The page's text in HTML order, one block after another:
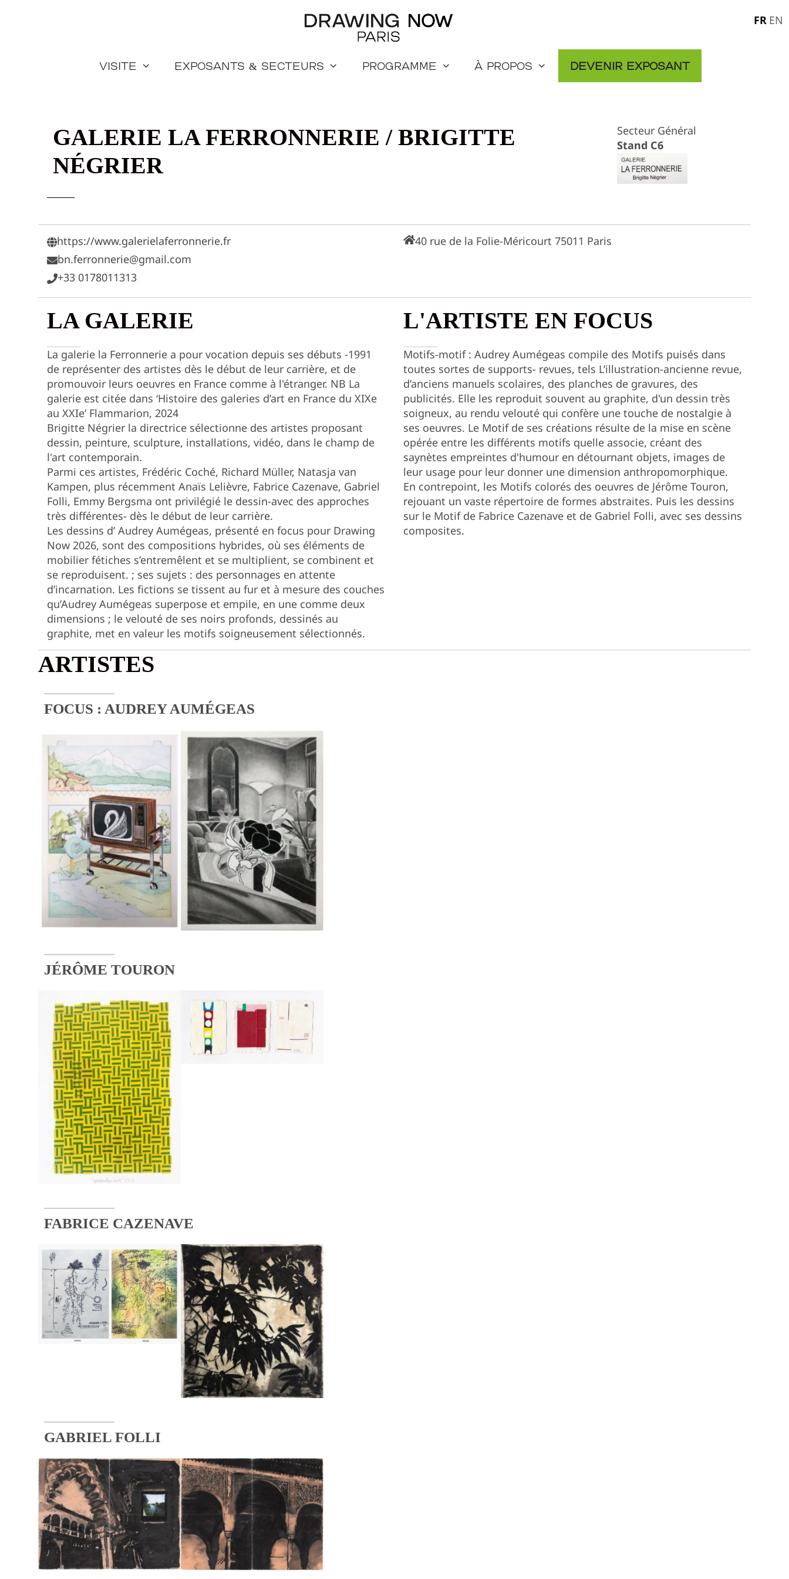
FR EN
Visite Exposants & secteurs Programme à propos Devenir exposant
GALERIE LA FERRONNERIE / BRIGITTE
NÉGRIER
Secteur Général
Stand C6
https://www.galerielaferronnerie.fr
bn.ferronnerie@gmail.com
+33 0178011313
40 rue de la Folie-Méricourt 75011 Paris
LA GALERIE
La galerie la Ferronnerie a pour vocation depuis ses débuts -1991
de représenter des artistes dès le début de leur carrière, et de
promouvoir leurs oeuvres en France comme à l'étranger. NB La
galerie est citée dans ‘Histoire des galeries d’art en France du XIXe
au XXIe’ Flammarion, 2024
Brigitte Négrier la directrice sélectionne des artistes proposant
dessin, peinture, sculpture, installations, vidéo, dans le champ de
l'art contemporain.
Parmi ces artistes, Frédéric Coché, Richard Müller, Natasja van
Kampen, plus récemment Anaïs Lelièvre, Fabrice Cazenave, Gabriel
Folli, Emmy Bergsma ont privilégié le dessin-avec des approches
très différentes- dès le début de leur carrière.
Les dessins d’ Audrey Aumégeas, présenté en focus pour Drawing
Now 2026, sont des compositions hybrides, où ses éléments de
mobilier fétiches s’entremêlent et se multiplient, se combinent et
se reproduisent. ; ses sujets : des personnages en attente
d’incarnation. Les fictions se tissent au fur et à mesure des couches
qu’Audrey Aumégeas superpose et empile, en une comme deux
dimensions ; le velouté de ses noirs profonds, dessinés au
graphite, met en valeur les motifs soigneusement sélectionnés.
L'ARTISTE EN FOCUS
Motifs-motif : Audrey Aumégeas compile des Motifs puisés dans
toutes sortes de supports- revues, tels L’illustration-ancienne revue,
d’anciens manuels scolaires, des planches de gravures, des
publicités. Elle les reproduit souvent au graphite, d'un dessin très
soigneux, au rendu velouté qui confère une touche de nostalgie à
ses oeuvres. Le Motif de ses créations résulte de la mise en scène
opérée entre les différents motifs quelle associe, créant des
saynètes empreintes d'humour en détournant objets, images de
leur usage pour leur donner une dimension anthropomorphique.
En contrepoint, les Motifs colorés des oeuvres de Jérôme Touron,
rejouant un vaste répertoire de formes abstraites. Puis les dessins
sur le Motif de Fabrice Cazenave et de Gabriel Folli, avec ses dessins
composites.
ARTISTES
FOCUS : AUDREY AUMÉGEAS
JÉRÔME TOURON
FABRICE CAZENAVE
GABRIEL FOLLI